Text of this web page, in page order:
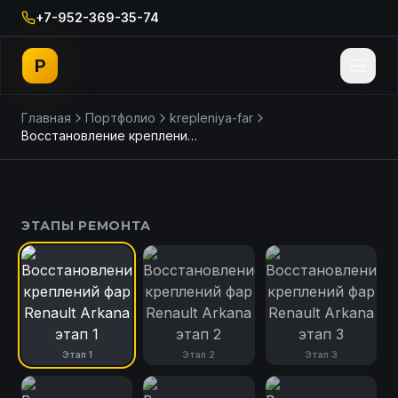
+7-952-369-35-74
P
Главная Портфолио
krepleniya-far
Восстановление креплений фар Renault Arkana
ЭТАПЫ РЕМОНТА
Этап 1 Этап 2 Этап 3